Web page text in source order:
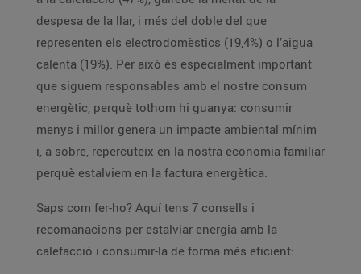
despesa de la llar, i més del doble del que
representen els electrodomèstics (19,4%) o l’aigua
calenta (19%). Per això és especialment important
que siguem responsables amb el nostre consum
energètic, perquè tothom hi guanya: consumir
menys i millor genera un impacte ambiental mínim
i, a sobre, repercuteix en la nostra economia familiar
perquè estalviem en la factura energètica.
Saps com fer-ho? Aquí tens 7 consells i
recomanacions per estalviar energia amb la
calefacció i consumir-la de forma més eficient: